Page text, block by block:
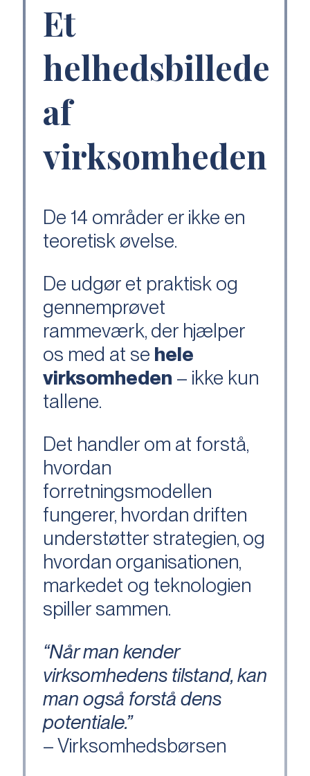
Et
helhedsbillede
af
virksomheden
De 14 områder er ikke en
teoretisk øvelse.
De udgør et praktisk og
gennemprøvet
rammeværk, der hjælper
os med at se hele
virksomheden – ikke kun
tallene.
Det handler om at forstå,
hvordan
forretningsmodellen
fungerer, hvordan driften
understøtter strategien, og
hvordan organisationen,
markedet og teknologien
spiller sammen.
“Når man kender
virksomhedens tilstand, kan
man også forstå dens
potentiale.”
– Virksomhedsbørsen